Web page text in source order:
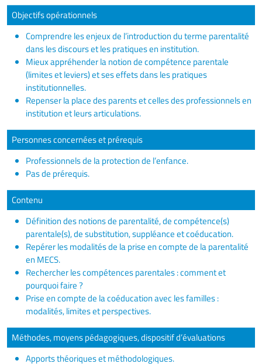
Objectifs opérationnels
Comprendre les enjeux de l’introduction du terme parentalité
dans les discours et les pratiques en institution.
Mieux appréhender la notion de compétence parentale
(limites et leviers) et ses effets dans les pratiques
institutionnelles.
Repenser la place des parents et celles des professionnels en
institution et leurs articulations.
Personnes concernées et prérequis
Professionnels de la protection de l’enfance.
Pas de prérequis.
Contenu
Définition des notions de parentalité, de compétence(s)
parentale(s), de substitution, suppléance et coéducation.
Repérer les modalités de la prise en compte de la parentalité
en MECS.
Rechercher les compétences parentales : comment et
pourquoi faire ?
Prise en compte de la coéducation avec les familles :
modalités, limites et perspectives.
Méthodes, moyens pédagogiques, dispositif d’évaluations
Apports théoriques et méthodologiques.